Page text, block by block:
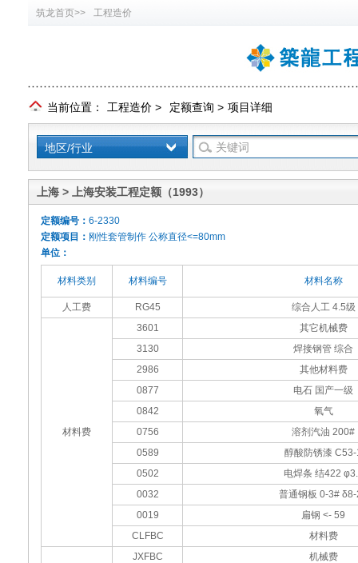
筑龙首页>> 工程造价
当前位置： 工程造价 > 定额查询 > 项目详细
地区/行业
上海 > 上海安装工程定额（1993）
定额编号： 6-2330
定额项目： 刚性套管制作 公称直径<=80mm
单位：
材料类别 材料编号 材料名称
人工费 RG45 综合人工 4.5级
材料费
3601
其它机械费
3130
焊接钢管 综合
2986
其他材料费
0877
电石 国产一级
0842
氧气
0756
溶剂汽油 200#
0589
醇酸防锈漆
0502
电焊条 结422
0032
普通钢板 0-3#
0019
扁钢 <- 59
CLFBC
材料费
JXFBC
机械费